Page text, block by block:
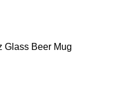
Glass Beer Mug